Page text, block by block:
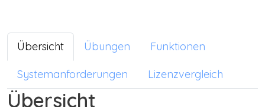
Übersicht Übungen Funktionen
Systemanforderungen Lizenzvergleich
Übersicht